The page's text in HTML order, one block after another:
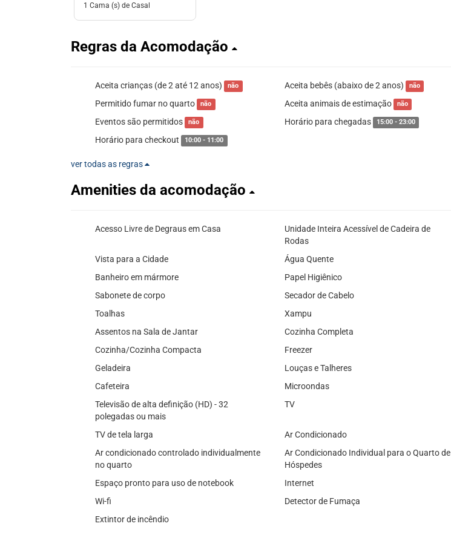
1 Cama (s) de Casal
Regras da Acomodação
Aceita crianças (de 2 até 12 anos) não Aceita bebês (abaixo de 2 anos) não
Permitido fumar no quarto não Aceita animais de estimação não
Eventos são permitidos não Horário para chegadas 15:00 - 23:00
Horário para checkout 10:00 - 11:00
ver todas as regras
Amenities da acomodação
Acesso Livre de Degraus em Casa
Unidade Inteira Acessível de Cadeira de
Rodas
Vista para a Cidade
Água Quente
Banheiro em mármore
Papel Higiênico
Sabonete de corpo
Secador de Cabelo
Toalhas
Xampu
Assentos na Sala de Jantar
Cozinha Completa
Cozinha/Cozinha Compacta
Freezer
Geladeira
Louças e Talheres
Cafeteira
Microondas
Televisão de alta definição (HD) - 32
polegadas ou mais
TV
TV de tela larga
Ar Condicionado
Ar condicionado controlado individualmente
no quarto
Ar Condicionado Individual para o Quarto de
Hóspedes
Espaço pronto para uso de notebook
Internet
Wi-fi
Detector de Fumaça
Extintor de incêndio